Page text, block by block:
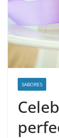
SABORES